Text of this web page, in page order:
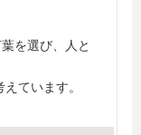
を選び、人と
ています。